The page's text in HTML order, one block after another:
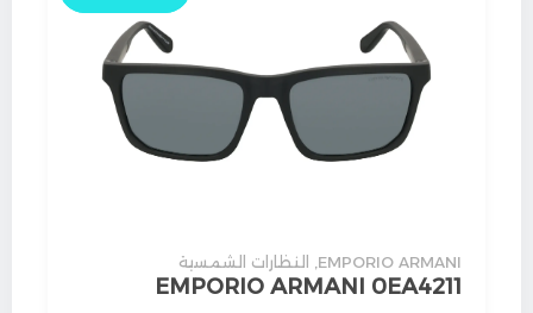
EMPORIO ARMANI النظارات الشمسية
EMPORIO ARMANI 0EA4211